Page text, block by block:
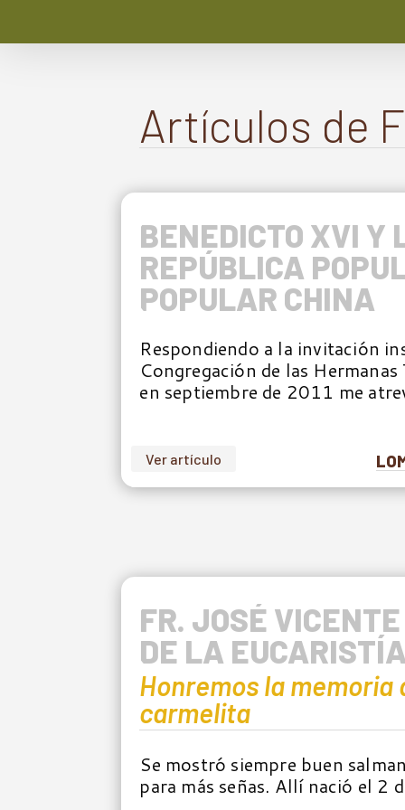
Artículos de
BENEDICTO XVI Y
REPÚBLICA
POPULAR CHINA
Respondiendo a la invitación
Congregación de las Hermanas
en septiembre de 2011 me
Ver artículo
FR. JOSÉ
DE LA
Honremos la memoria
carmelita
Se mostró siempre buen
para más señas. Allí nació el 2